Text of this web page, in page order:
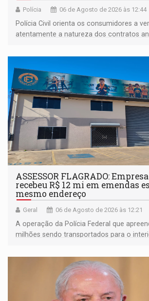
Polícia 06 de Agosto de 2026 às 12:44
Polícia Civil orienta os consumidores a
atentamente a natureza dos contratos
ASSESSOR FLAGRADO:
recebeu R$ 12 mi em emendas
mesmo endereço
Geral 06 de Agosto de 2026 às 12:21
A operação da Polícia Federal que
milhões sendo transportados para o
ligação do suspeito com um deputado
Brasil por Rondônia